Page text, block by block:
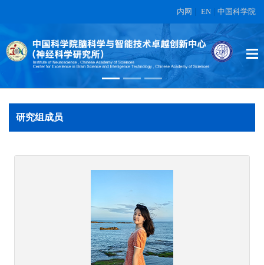
内网 EN 中国科学院
常乐
在另外数据表中
研究组成员